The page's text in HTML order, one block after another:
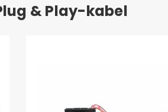
& Play-kabel